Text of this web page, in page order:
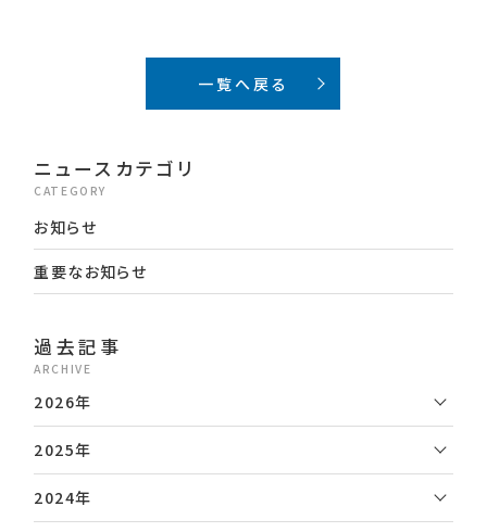
一覧へ戻る
ニュースカテゴリ
CATEGORY
お知らせ
重要なお知らせ
過去記事
ARCHIVE
2026年
2025年
2024年